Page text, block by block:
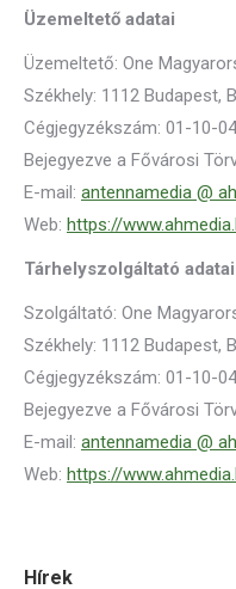
Üzemeltető adatai
Üzemeltető: One
Székhely: 1112 Budapest,
Cégjegyzékszám: 01-10-
Bejegyezve a Fővárosi
E-mail: antennamedia @
Web: https://
Tárhelyszolgáltató adatai
Szolgáltató: One
Székhely: 1112 Budapest,
Cégjegyzékszám: 01-10-
Bejegyezve a Fővárosi
E-mail: antennamedia @
Web: https://
Hírek